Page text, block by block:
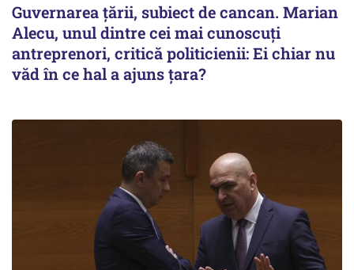
Guvernarea ţării, subiect de cancan. Marian
Alecu, unul dintre cei mai cunoscuţi
antreprenori, critică politicienii: Ei chiar nu
văd în ce hal a ajuns ţara?